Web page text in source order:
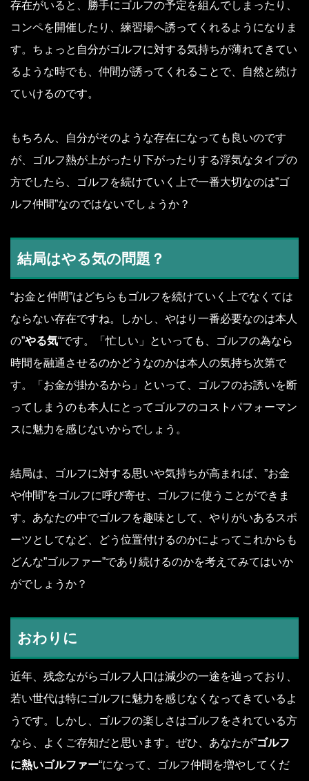
存在がいると、勝手にゴルフの予定を組んでしまったり、
コンペを開催したり、練習場へ誘ってくれるようになりま
す。ちょっと自分がゴルフに対する気持ちが薄れてきてい
るような時でも、仲間が誘ってくれることで、自然と続け
ていけるのです。
もちろん、自分がそのような存在になっても良いのです
が、ゴルフ熱が上がったり下がったりする浮気なタイプの
方でしたら、ゴルフを続けていく上で一番大切なのは”ゴ
ルフ仲間”なのではないでしょうか？
結局はやる気の問題？
“お金と仲間”はどちらもゴルフを続けていく上でなくては
ならない存在ですね。しかし、やはり一番必要なのは本人
の”やる気“です。「忙しい」といっても、ゴルフの為なら
時間を融通させるのかどうなのかは本人の気持ち次第で
す。「お金が掛かるから」といって、ゴルフのお誘いを断
ってしまうのも本人にとってゴルフのコストパフォーマン
スに魅力を感じないからでしょう。
結局は、ゴルフに対する思いや気持ちが高まれば、”お金
や仲間”をゴルフに呼び寄せ、ゴルフに使うことができま
す。あなたの中でゴルフを趣味として、やりがいあるスポ
ーツとしてなど、どう位置付けるのかによってこれからも
どんな”ゴルファー”であり続けるのかを考えてみてはいか
がでしょうか？
おわりに
近年、残念ながらゴルフ人口は減少の一途を辿っており、
若い世代は特にゴルフに魅力を感じなくなってきているよ
うです。しかし、ゴルフの楽しさはゴルフをされている方
なら、よくご存知だと思います。ぜひ、あなたが”ゴルフ
に熱いゴルファー“になって、ゴルフ仲間を増やしてくだ